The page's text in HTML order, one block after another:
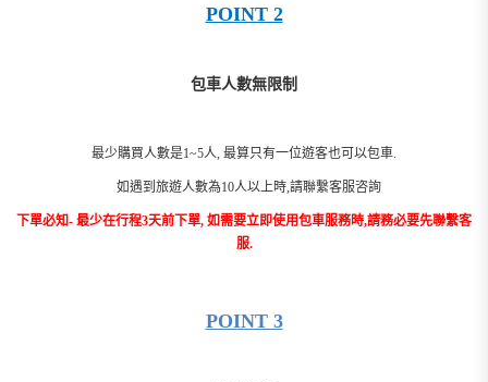
POINT 2
包車人數無限制
最少購買人數是1~5人, 最算只有一位遊客也可以包車.
如遇到旅遊人數為10人以上時,請聯繫客服咨詢
下單必知- 最少在行程3天前下單, 如需要立即使用包車服務時,請務必要先聯繫客
服.
POINT 3